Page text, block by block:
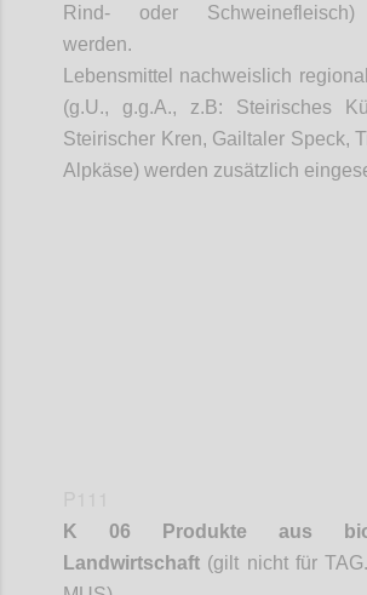
Rind- oder Schweinefleisch)
werden.
Lebensmittel nachweislich
(g.U., g.g.A., z.B: Steirisches
Steirischer Kren, Gailtaler Speck,
Alpkäse) werden zusätzlich
K 06 Produkte aus
Landwirtschaft (gilt nicht für